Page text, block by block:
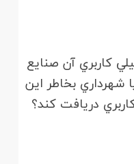
كاربري آن صنايع
شهرداري بخاطر اين
دريافت كند؟